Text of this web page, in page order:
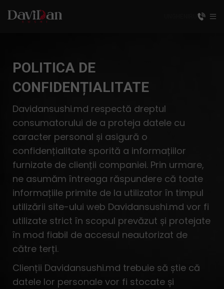
POLITICA DE
CONFIDENȚIALITATE
Davidansushi.md respectă dreptul
consumatorului de a proteja datele cu
caracter personal și asigură o
confidențialitate sporită a informațiilor
furnizate de clienții companiei. Prin urmare,
ne asumăm întreaga răspundere că toate
informațiile primite de la utilizator în timpul
utilizării site-ului web Davidansushi.md vor fi
utilizate strict în scopul prevăzut și protejate
în mod fiabil de accesul neautorizat de
către terți.
Clienții Davidansushi.md trebuie să știe că
datele lor personale vor fi stocate și